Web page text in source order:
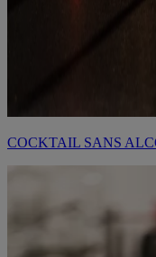
COCKTAIL SANS